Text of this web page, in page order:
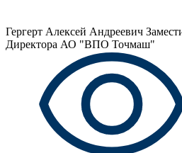
Гергерт Алексей Андреевич
Директора АО "ВПО Точмаш"